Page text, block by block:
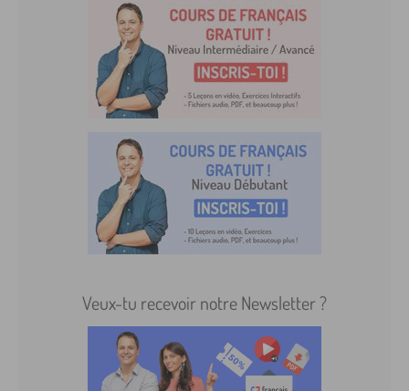
Veux-tu recevoir notre Newsletter ?